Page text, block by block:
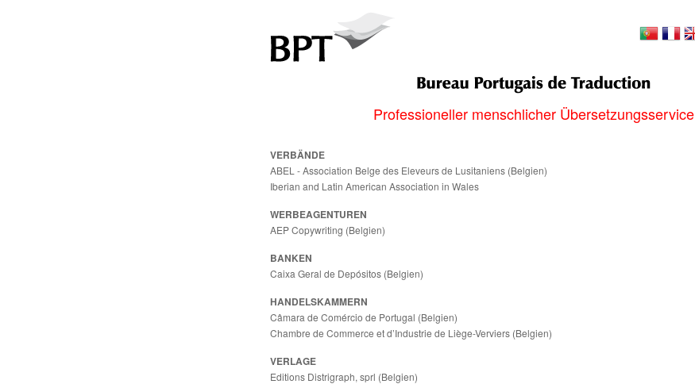
Professioneller menschlicher Übersetzungsservice
VERBÄNDE
ABEL - Association Belge des Eleveurs de Lusitaniens (Belgien)
Iberian and Latin American Association in Wales
WERBEAGENTUREN
AEP Copywriting (Belgien)
BANKEN
Caixa Geral de Depósitos (Belgien)
HANDELSKAMMERN
Câmara de Comércio de Portugal (Belgien)
Chambre de Commerce et d’Industrie de Liège-Verviers (Belgien)
VERLAGE
Editions Distrigraph, sprl (Belgien)